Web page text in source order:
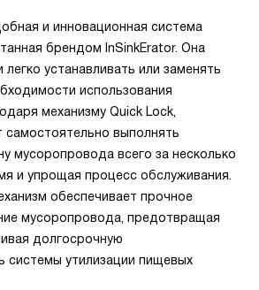
и инновационная система
брендом InSinkErator. Она
устанавливать или заменять
использования
механизму Quick Lock,
самостоятельно выполнять
мусоропровода всего за несколько
и упрощая процесс обслуживания.
обеспечивает прочное
мусоропровода, предотвращая
долгосрочную
системы утилизации пищевых